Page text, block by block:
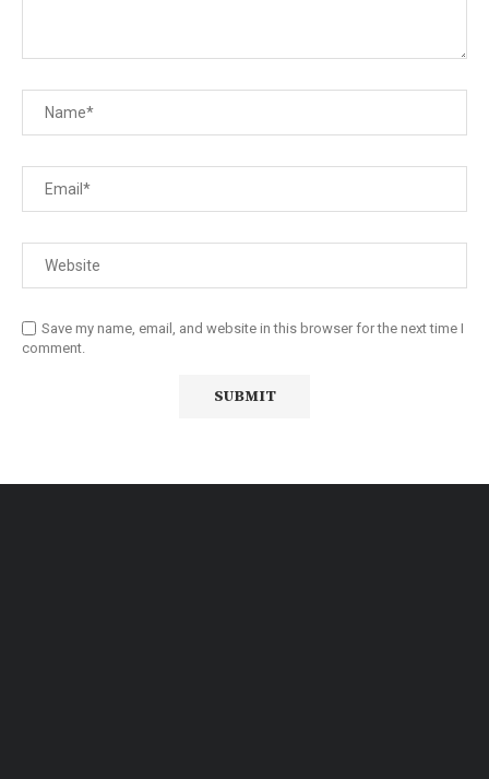
Save my name, email, and website in this browser for the next time I
comment.